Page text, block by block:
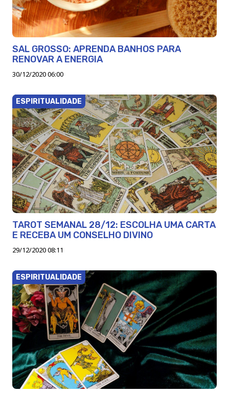
SAL GROSSO: APRENDA BANHOS PARA
RENOVAR A ENERGIA
30/12/2020 06:00
ESPIRITUALIDADE
TAROT SEMANAL 28/12: ESCOLHA UMA CARTA
E RECEBA UM CONSELHO DIVINO
29/12/2020 08:11
ESPIRITUALIDADE